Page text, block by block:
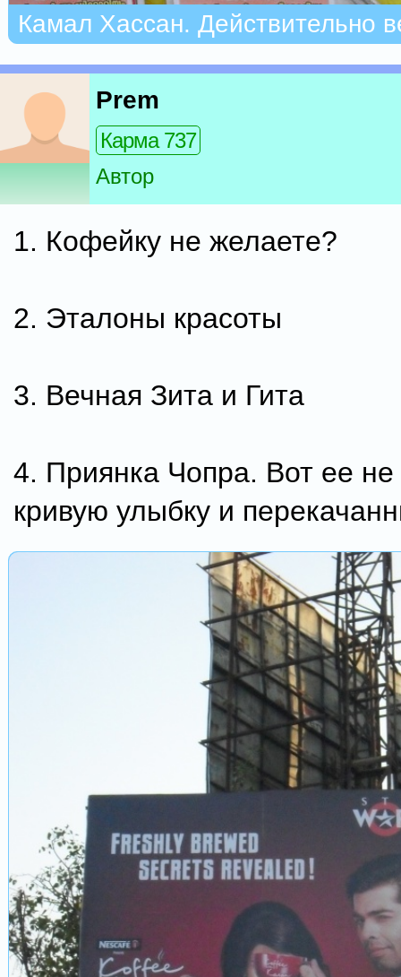
Камал Хассан. Действительно
Prem
Карма 737
Автор
1. Кофейку не желаете?
2. Эталоны красоты
3. Вечная Зита и Гита
4. Приянка Чопра. Вот ее
кривую улыбку и